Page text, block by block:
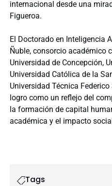
internacional desde una
Figueroa.
El Doctorado en Inteligencia
Ñuble, consorcio académico
Universidad de Concepción,
Universidad Católica de la
Universidad Técnica
logro como un reflejo del
la formación de capital
académica y el impacto
Tags